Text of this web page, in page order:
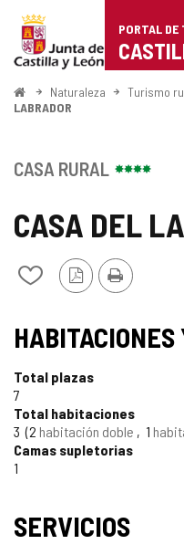
Portal
de
Turismo
de
Castilla
León
PORTAL DE
InicioNaturaleza Turismo
LABRADOR
CASA DEL
Añadir/quitar
cuadernos
Versión
PDF
Imprimir
CASA RURAL
Total plazas
7
Total habitaciones
3 2 habitación doble 1
Camas supletorias
1
SERVICIOS